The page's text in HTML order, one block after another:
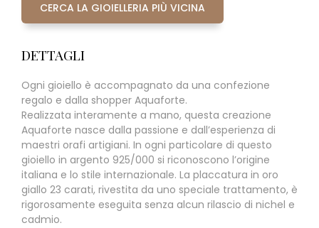
CERCA LA GIOIELLERIA PIÙ VICINA
DETTAGLI
Ogni gioiello è accompagnato da una confezione
regalo e dalla shopper Aquaforte.
Realizzata interamente a mano, questa creazione
Aquaforte nasce dalla passione e dall’esperienza di
maestri orafi artigiani. In ogni particolare di questo
gioiello in argento 925/000 si riconoscono l’origine
italiana e lo stile internazionale. La placcatura in oro
giallo 23 carati, rivestita da uno speciale trattamento, è
rigorosamente eseguita senza alcun rilascio di nichel e
cadmio.